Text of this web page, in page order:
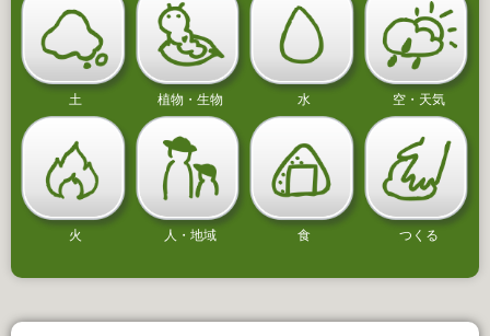
土 植物・生物 水 空・天気
火 人・地域 食 つくる